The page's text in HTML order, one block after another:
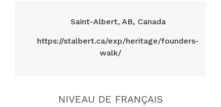
Saint-Albert, AB, Canada
https://stalbert.ca/exp/heritage/founders-
walk/
NIVEAU DE FRANÇAIS